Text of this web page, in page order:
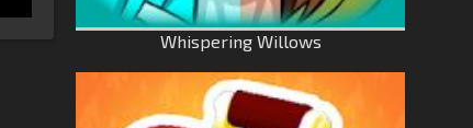
Whispering Willows